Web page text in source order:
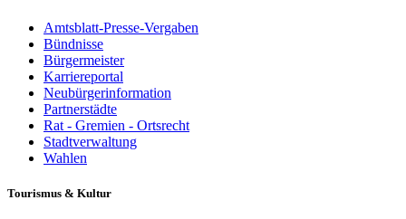
Amtsblatt-Presse-Vergaben
Bündnisse
Bürgermeister
Karriereportal
Neubürgerinformation
Partnerstädte
Rat - Gremien - Ortsrecht
Stadtverwaltung
Wahlen
Tourismus & Kultur